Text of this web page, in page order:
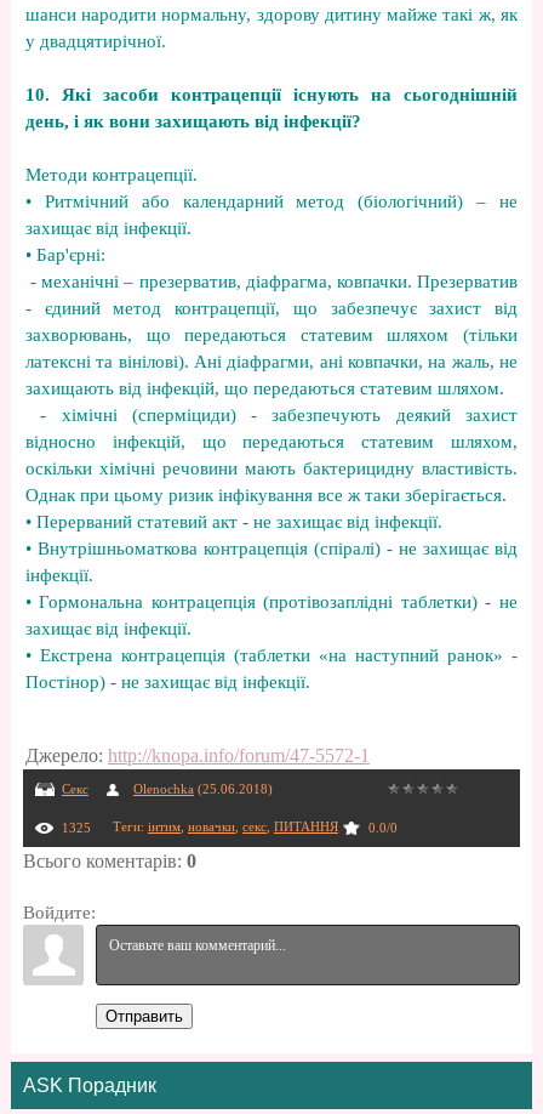
шанси народити нормальну, здорову дитину майже такі ж, як
у двадцятирічної.
10. Які засоби контрацепції існують на сьогоднішній
день, і як вони захищають від інфекції?
Методи контрацепції.
• Ритмічний або календарний метод (біологічний) – не
захищає від інфекції.
• Бар'єрні:
- механічні – презерватив, діафрагма, ковпачки. Презерватив
- єдиний метод контрацепції, що забезпечує захист від
захворювань, що передаються статевим шляхом (тільки
латексні та вінілові). Ані діафрагми, ані ковпачки, на жаль, не
захищають від інфекцій, що передаються статевим шляхом.
- хімічні (сперміциди) - забезпечують деякий захист
відносно інфекцій, що передаються статевим шляхом,
оскільки хімічні речовини мають бактерицидну властивість.
Однак при цьому ризик інфікування все ж таки зберігається.
• Перерваний статевий акт - не захищає від інфекції.
• Внутрішньоматкова контрацепція (спіралі) - не захищає від
інфекції.
• Гормональна контрацепція (протівозаплідні таблетки) - не
захищає від інфекції.
• Екстрена контрацепція (таблетки «на наступний ранок» -
Постінор) - не захищає від інфекції.
Джерело: http://knopa.info/forum/47-5572-1
Секс Olenochka (25.06.2018)
1325 Теги: інтим, новачки, секс, ПИТАННЯ 0.0/0
Всього коментарів: 0
Войдите:
Отправить
ASK Порадник